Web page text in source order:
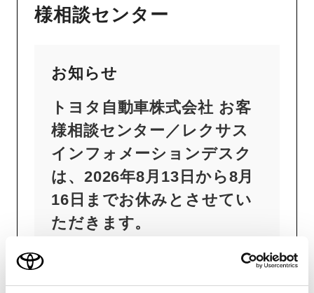
様相談センター
お知らせ
トヨタ自動車株式会社 お客
様相談センター／レクサス
インフォメーションデスク
は、2026年8月13日から8月
16日までお休みとさせてい
ただきます。